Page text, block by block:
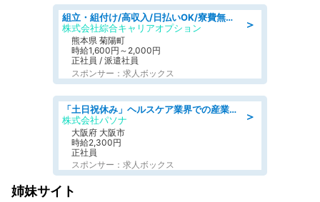
＞
組立・組付け/高収入/日払いOK/寮費無料/交替制/20・30・40代活躍中
株式会社綜合キャリアオプション
熊本県 菊陽町
時給1,600円～2,000円
正社員 / 派遣社員
スポンサー：求人ボックス
＞
「土日祝休み」ヘルスケア業界での産業保健師業務/看護師/高時給/要資格:正看護師
株式会社パソナ
大阪府 大阪市
時給2,300円
正社員
スポンサー：求人ボックス
姉妹サイト